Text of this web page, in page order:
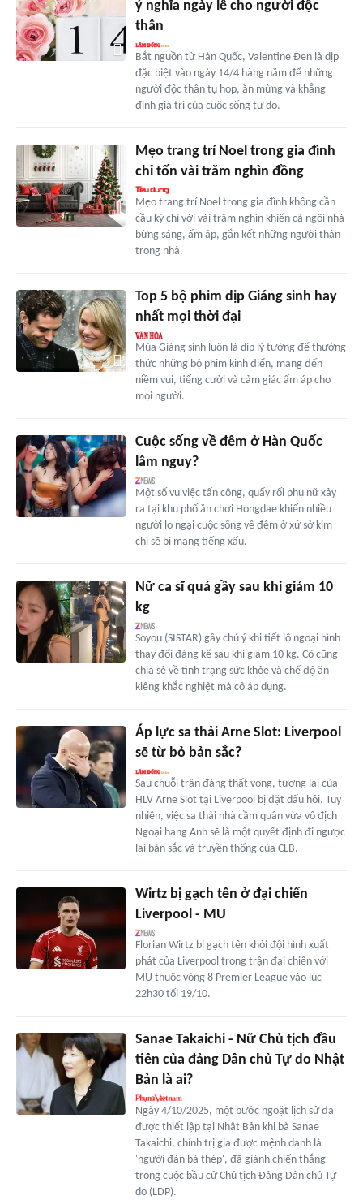
ý nghĩa ngày lễ cho người độc
thân
Bắt nguồn từ Hàn Quốc, Valentine Đen là dịp
đặc biệt vào ngày 14/4 hàng năm để những
người độc thân tụ họp, ăn mừng và khẳng
định giá trị của cuộc sống tự do.
Mẹo trang trí Noel trong gia đình
chỉ tốn vài trăm nghìn đồng
Mẹo trang trí Noel trong gia đình không cần
cầu kỳ chỉ với vài trăm nghìn khiến cả ngôi nhà
bừng sáng, ấm áp, gắn kết những người thân
trong nhà.
Top 5 bộ phim dịp Giáng sinh hay
nhất mọi thời đại
Mùa Giáng sinh luôn là dịp lý tưởng để thưởng
thức những bộ phim kinh điển, mang đến
niềm vui, tiếng cười và cảm giác ấm áp cho
mọi người.
Cuộc sống về đêm ở Hàn Quốc
lâm nguy?
Một số vụ việc tấn công, quấy rối phụ nữ xảy
ra tại khu phố ăn chơi Hongdae khiến nhiều
người lo ngại cuộc sống về đêm ở xứ sở kim
chi sẽ bị mang tiếng xấu.
Nữ ca sĩ quá gầy sau khi giảm 10
kg
Soyou (SISTAR) gây chú ý khi tiết lộ ngoại hình
thay đổi đáng kể sau khi giảm 10 kg. Cô cũng
chia sẻ về tình trạng sức khỏe và chế độ ăn
kiêng khắc nghiệt mà cô áp dụng.
Áp lực sa thải Arne Slot: Liverpool
sẽ từ bỏ bản sắc?
Sau chuỗi trận đáng thất vọng, tương lai của
HLV Arne Slot tại Liverpool bị đặt dấu hỏi. Tuy
nhiên, việc sa thải nhà cầm quân vừa vô địch
Ngoại hạng Anh sẽ là một quyết định đi ngược
lại bản sắc và truyền thống của CLB.
Wirtz bị gạch tên ở đại chiến
Liverpool - MU
Florian Wirtz bị gạch tên khỏi đội hình xuất
phát của Liverpool trong trận đại chiến với
MU thuộc vòng 8 Premier League vào lúc
22h30 tối 19/10.
Sanae Takaichi - Nữ Chủ tịch đầu
tiên của đảng Dân chủ Tự do Nhật
Bản là ai?
Ngày 4/10/2025, một bước ngoặt lịch sử đã
được thiết lập tại Nhật Bản khi bà Sanae
Takaichi, chính trị gia được mệnh danh là
'người đàn bà thép', đã giành chiến thắng
trong cuộc bầu cử Chủ tịch Đảng Dân chủ Tự
do (LDP).